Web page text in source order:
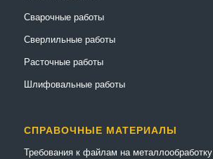
Сварочные работы
Сверлильные работы
Расточные работы
Шлифовальные работы
СПРАВОЧНЫЕ МАТЕРИАЛЫ
Требования к файлам на металлообработку